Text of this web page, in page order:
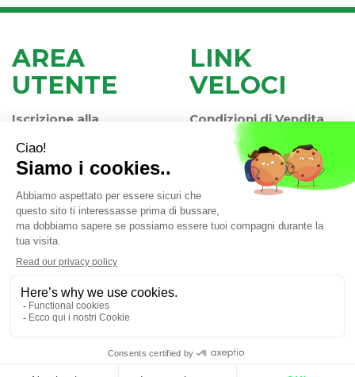
AREA
UTENTE
Iscrizione alla
Newsletter
Contatti
Informativa Privacy
LINK
VELOCI
Condizioni di Vendita
Modalità di Pagamento
Modalità di Spedizione
e Ritiro
Valli di Chioggia (VE)
info@farmaciaiaccheri.it
04025840275 | Numero R.E.A.: VE-358876